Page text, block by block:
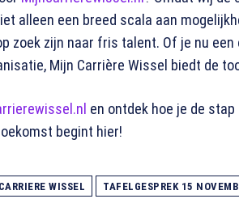
alleen een breed scala aan
zoek zijn naar fris talent. Of je nu
Mijn Carrière Wissel biedt de
en ontdek hoe je de
begint hier!
WISSEL TAFELGESPREK 15